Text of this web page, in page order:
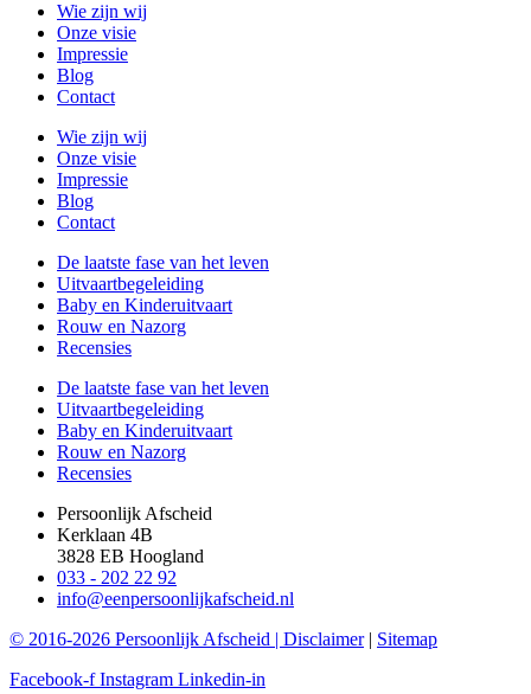
Wie zijn wij
Onze visie
Impressie
Blog
Contact
Wie zijn wij
Onze visie
Impressie
Blog
Contact
De laatste fase van het leven
Uitvaartbegeleiding
Baby en Kinderuitvaart
Rouw en Nazorg
Recensies
De laatste fase van het leven
Uitvaartbegeleiding
Baby en Kinderuitvaart
Rouw en Nazorg
Recensies
Persoonlijk Afscheid
Kerklaan 4B
3828 EB Hoogland
033 - 202 22 92
info@eenpersoonlijkafscheid.nl
© 2016-2026 Persoonlijk Afscheid | Disclaimer| Sitemap
Facebook-f Instagram Linkedin-in